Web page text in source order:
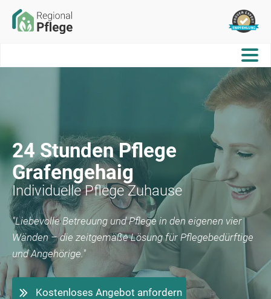
24 Stunden Pflege
Grafengehaig
Individuelle Pflege Zuhause
"Liebevolle Betreuung und Pflege in den eigenen vier
Wänden – die zeitgemäße Lösung für Pflegebedürftige
und Angehörige."
Kostenloses Angebot anfordern